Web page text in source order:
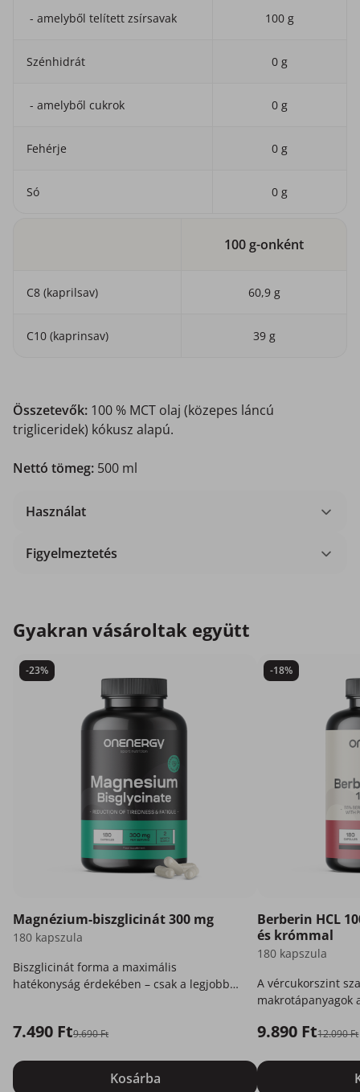
- amelyből telített zsírsavak 100 g
Szénhidrát 0 g
- amelyből cukrok 0 g
Fehérje 0 g
Só 0 g
100 g-onként
C8 (kaprilsav) 60,9 g
C10 (kaprinsav) 39 g
Összetevők: 100 % MCT olaj (közepes láncú
trigliceridek) kókusz alapú.
Nettó tömeg: 500 ml
Használat
Figyelmeztetés
Gyakran vásároltak együtt
-23%
Magnézium-biszglicinát 300 mg
180 kapszula
Biszglicinát forma a maximális
hatékonyság érdekében – csak a legjobb
7.490 Ft9.690 Ft
Kosárba
-18%
Berberin HCL
és krómmal
180 kapszula
A vércukorszint
makrotápanyagok
9.890 Ft12.090 Ft